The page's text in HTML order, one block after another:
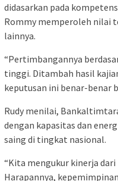
didasarkan pada
Rommy memperoleh nilai
lainnya.
“Pertimbangannya
tinggi. Ditambah hasil
keputusan ini benar-benar
Rudy menilai,
dengan kapasitas dan
saing di tingkat nasional.
“Kita mengukur kinerja
Harapannya,